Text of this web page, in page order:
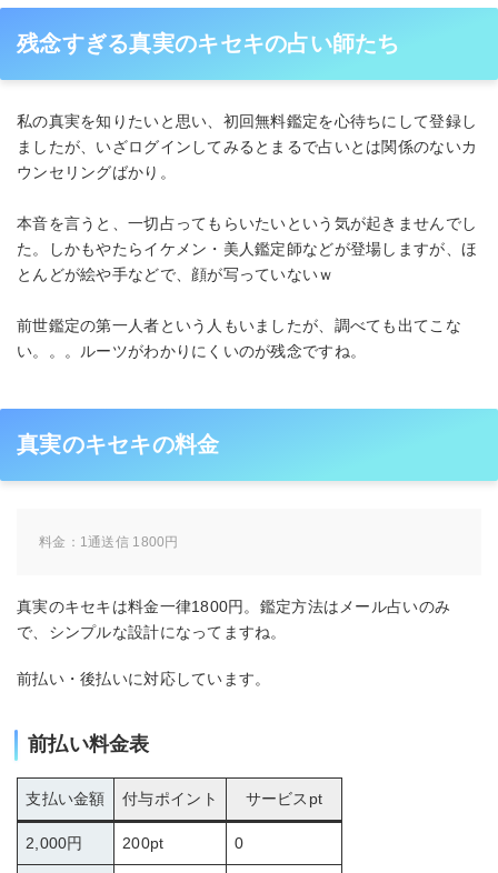
残念すぎる真実のキセキの占い師たち
私の真実を知りたいと思い、初回無料鑑定を心待ちにして登録し
ましたが、いざログインしてみるとまるで占いとは関係のないカ
ウンセリングばかり。
本音を言うと、一切占ってもらいたいという気が起きませんでし
た。しかもやたらイケメン・美人鑑定師などが登場しますが、ほ
とんどが絵や手などで、顔が写っていないｗ
前世鑑定の第一人者という人もいましたが、調べても出てこな
い。。。ルーツがわかりにくいのが残念ですね。
真実のキセキの料金
料金：1通送信 1800円
真実のキセキは料金一律1800円。鑑定方法はメール占いのみ
で、シンプルな設計になってますね。
前払い・後払いに対応しています。
前払い料金表
支払い金額 付与ポイント サービスpt
2,000円 200pt 0